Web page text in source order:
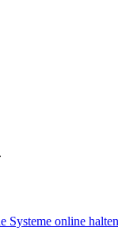
Systeme online